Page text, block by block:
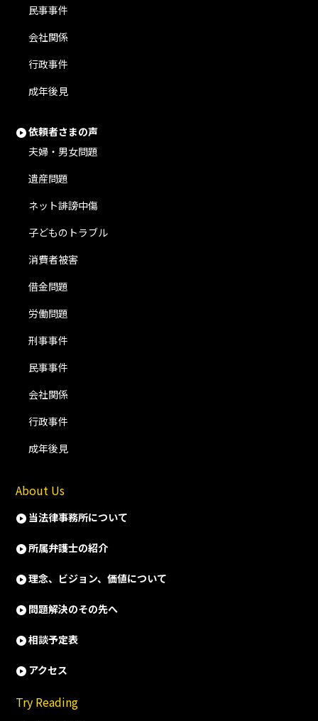
民事事件
会社関係
行政事件
成年後見
依頼者さまの声
夫婦・男女問題
遺産問題
ネット誹謗中傷
子どものトラブル
消費者被害
借金問題
労働問題
刑事事件
民事事件
会社関係
行政事件
成年後見
About Us
当法律事務所について
所属弁護士の紹介
理念、ビジョン、価値について
問題解決のその先へ
相談予定表
アクセス
Try Reading